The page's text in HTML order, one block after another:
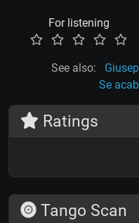
For listening
See also:
Se
Ratings
Tango Scan